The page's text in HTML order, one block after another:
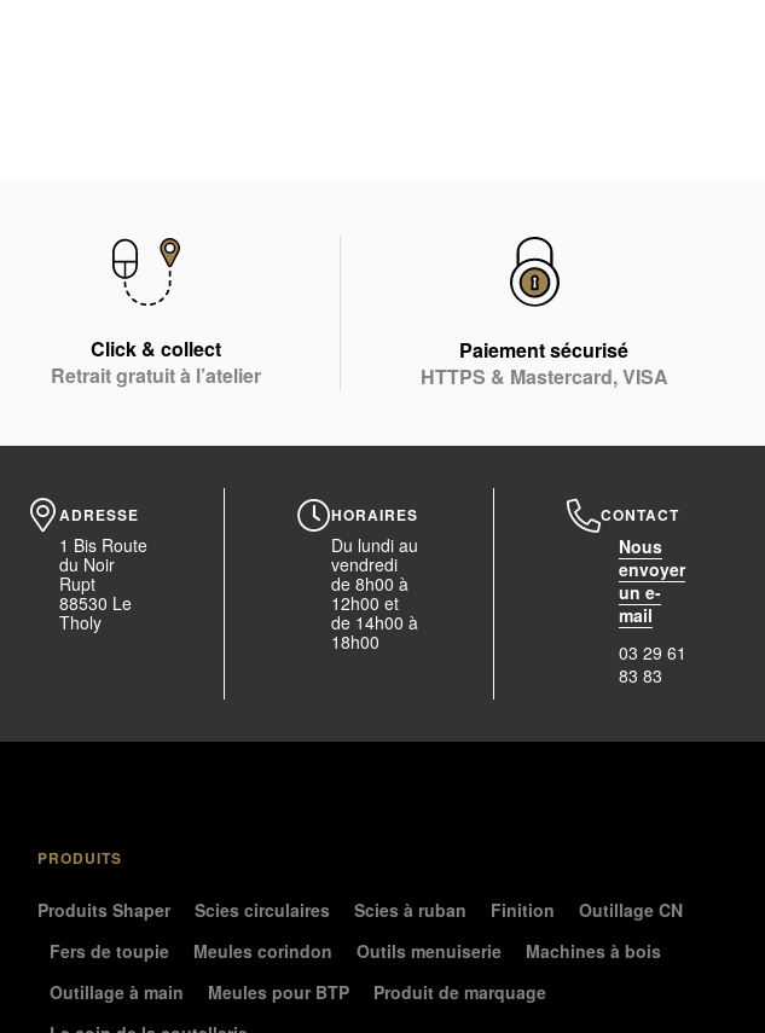
Click & collect
Retrait gratuit à l’atelier
Paiement sécurisé
HTTPS & Mastercard, VISA
ADRESSE
1 Bis Route
du Noir
Rupt
88530 Le
Tholy
HORAIRES
Du lundi au
vendredi
de 8h00 à
12h00 et
de 14h00 à
18h00
CONTACT
Nous
envoyer
un e-
mail
03 29 61
83 83
PRODUITS
Produits Shaper Scies circulaires Scies à ruban Finition
Outillage CN
Fers de toupie
Meules corindon Outils menuiserie
Machines à bois
Outillage à main
Meules pour BTP
Produit de marquage